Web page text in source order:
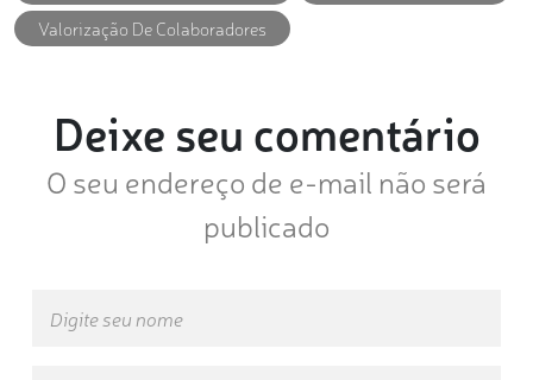
Valorização De Colaboradores
Deixe seu comentário
O seu endereço de e-mail não será
publicado